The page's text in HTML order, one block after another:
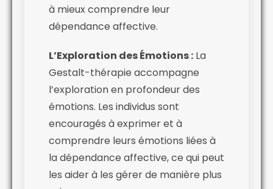
à mieux comprendre leur
dépendance affective.
L’Exploration des Émotions : La
Gestalt-thérapie accompagne
l’exploration en profondeur des
émotions. Les individus sont
encouragés à exprimer et à
comprendre leurs émotions liées à
la dépendance affective, ce qui peut
les aider à les gérer de manière plus